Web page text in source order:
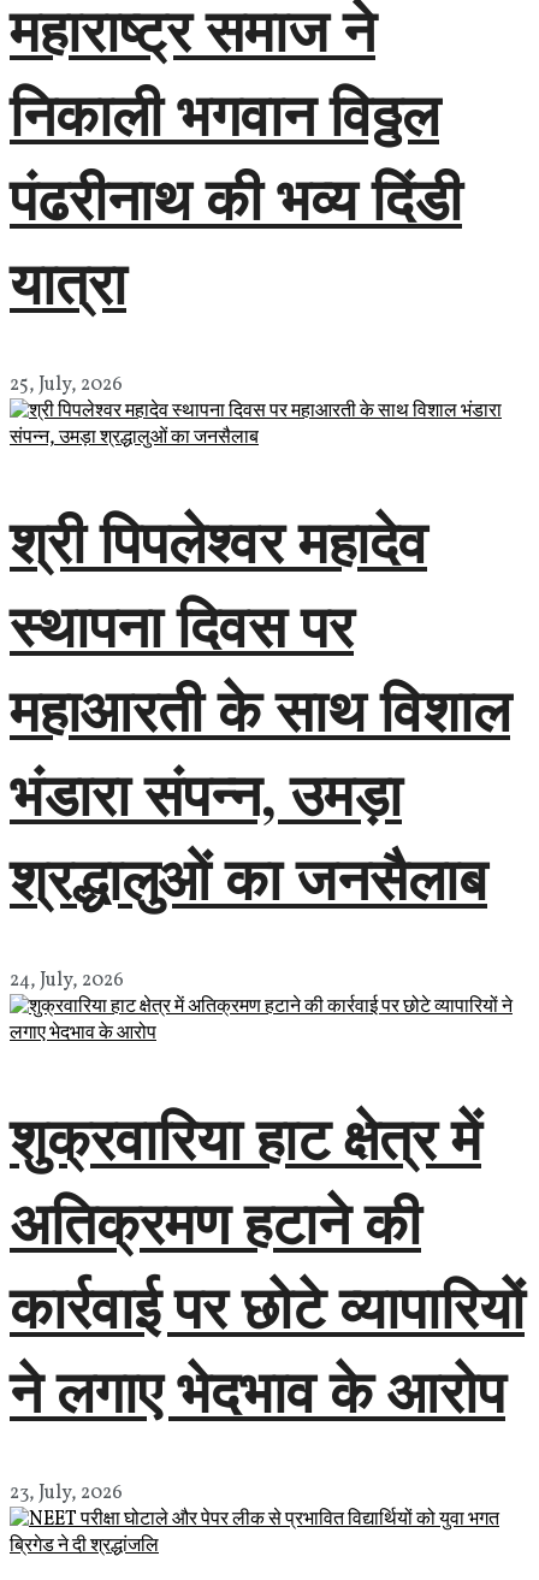
महाराष्ट्र समाज ने
निकाली भगवान विठ्ठल
पंढरीनाथ की भव्य दिंडी
यात्रा
25, July, 2026
श्री पिपलेश्वर महादेव
स्थापना दिवस पर
महाआरती के साथ विशाल
भंडारा संपन्न, उमड़ा
श्रद्धालुओं का जनसैलाब
24, July, 2026
शुक्रवारिया हाट क्षेत्र में
अतिक्रमण हटाने की
कार्रवाई पर छोटे व्यापारियों
ने लगाए भेदभाव के आरोप
23, July, 2026